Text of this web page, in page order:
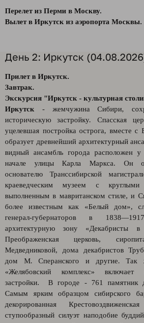
Перелет из Перми в Москву.
Вылет в Иркутск из аэропорта Москвы.
День 2: Иркутск
Прилет в Иркутск.
Завтрак.
Экскурсия "Иркутск - культурная
Иркутск - жемчужина Сибири,
историческую застройку. Спасская
уцелевшая постройка острога, вместе с
образует древнейший архитектурный
видный ансамбль города расположен
начале улицы Карла Маркса. Он
основателю Транссибирской
краеведческим музеем с
выполненным в мавританском стиле, и
более известным как «Белый дом»,
генерал-губернаторов в
архитектурную зону «Декабристы в
Преображенская церковь,
Медведниковой, дома декабристов
дом М. Сперанского и другие. Так
«Желябовский комплекс» включает
застройки. В городе - 761 памятник
Самым ярким образцом сибирского
декорированная
ступообразный силуэт наподобие